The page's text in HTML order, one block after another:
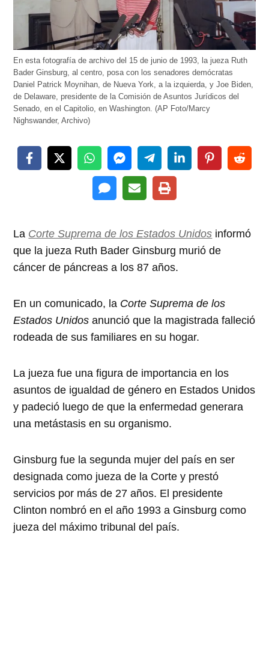
En esta fotografía de archivo del 15 de junio de 1993, la jueza Ruth
Bader Ginsburg, al centro, posa con los senadores demócratas
Daniel Patrick Moynihan, de Nueva York, a la izquierda, y Joe Biden,
de Delaware, presidente de la Comisión de Asuntos Jurídicos del
Senado, en el Capitolio, en Washington. (AP Foto/Marcy
Nighswander, Archivo)
La Corte Suprema de los Estados Unidos informó
que la jueza Ruth Bader Ginsburg murió de
cáncer de páncreas a los 87 años.
En un comunicado, la Corte Suprema de los
Estados Unidos anunció que la magistrada falleció
rodeada de sus familiares en su hogar.
La jueza fue una figura de importancia en los
asuntos de igualdad de género en Estados Unidos
y padeció luego de que la enfermedad generara
una metástasis en su organismo.
Ginsburg fue la segunda mujer del país en ser
designada como jueza de la Corte y prestó
servicios por más de 27 años. El presidente
Clinton nombró en el año 1993 a Ginsburg como
jueza del máximo tribunal del país.